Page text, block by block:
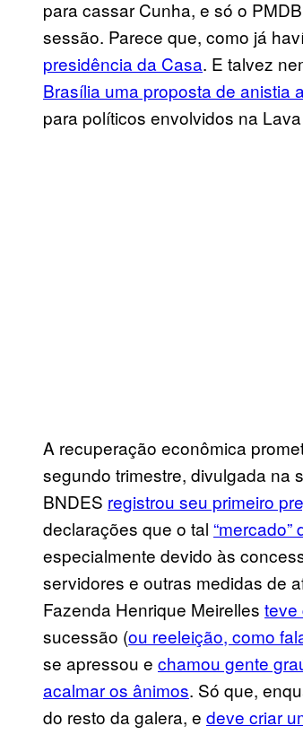
para cassar Cunha, e só o
sessão. Parece que, como já
presidência da Casa. E talvez
Brasília uma proposta de anistia
para políticos envolvidos na
A recuperação econômica
segundo trimestre, divulgada na
BNDES registrou seu primeiro
declarações que o tal
especialmente devido às
servidores e outras medidas de
Fazenda Henrique Meirelles teve
sucessão (ou reeleição, como
se apressou e chamou gente
acalmar os ânimos. Só que,
do resto da galera, e deve criar